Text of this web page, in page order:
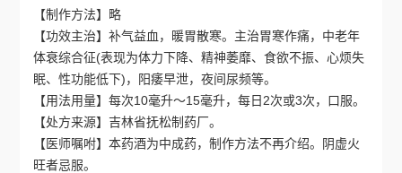
【制作方法】略
【功效主治】补气益血，暖胃散寒。主治胃寒作痛，中老年
体衰综合征(表现为体力下降、精神萎靡、食欲不振、心烦失
眠、性功能低下)，阳痿早泄，夜间尿频等。
【用法用量】每次10毫升～15毫升，每日2次或3次，口服。
【处方来源】吉林省抚松制药厂。
【医师嘱咐】本药酒为中成药，制作方法不再介绍。阴虚火
旺者忌服。